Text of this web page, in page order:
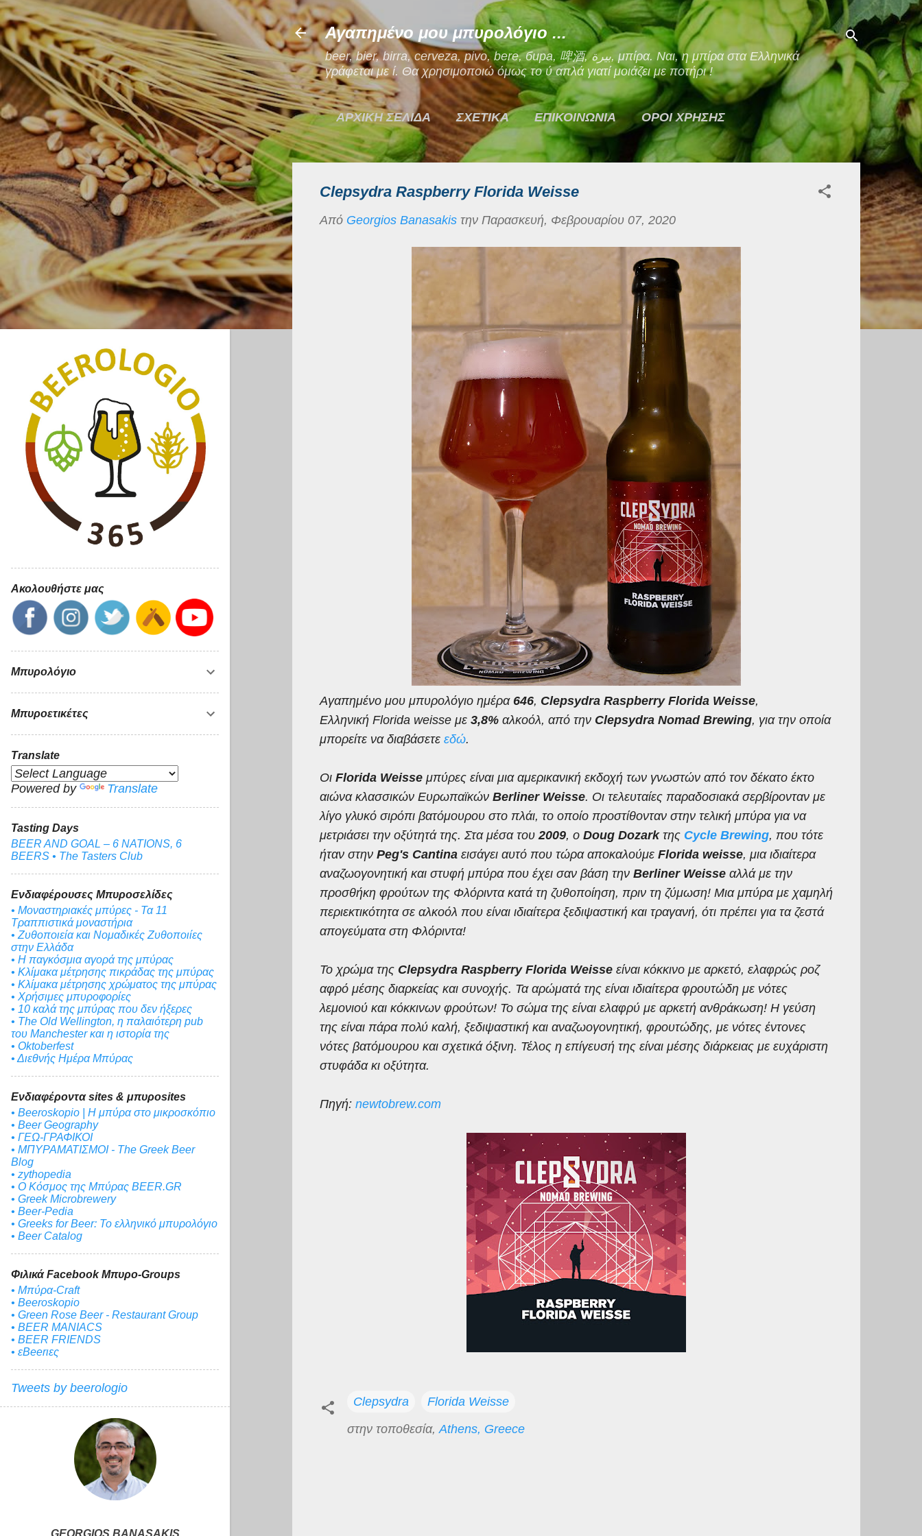
Μετάβαση στο κύριο περιεχόμενο
Αγαπημένο μου μπυρολόγιο ...
beer, bier, birra, cerveza, pivo, bere, бира, 啤酒, بيرة, μπίρα. Ναι, η μπίρα στα Ελληνικά
γράφεται με ί. Θα χρησιμοποιώ όμως το ύ απλά γιατί μοιάζει με ποτήρι !
ΑΡΧΙΚΗ ΣΕΛΙΔΑ ΣΧΕΤΙΚΑ ΕΠΙΚΟΙΝΩΝΙΑ ΟΡΟΙ ΧΡΗΣΗΣ
Clepsydra Raspberry Florida Weisse
Από Georgios Banasakis την Παρασκευή, Φεβρουαρίου 07, 2020
Αγαπημένο μου μπυρολόγιο ημέρα 646, Clepsydra Raspberry Florida Weisse,
ΕλληνικήFlorida weisse με 3,8% αλκοόλ, από την Clepsydra Nomad Brewing, για την οποία
μπορείτε να διαβάσετε εδώ.
ΟιFlorida Weisseμπύρες είναι μια αμερικανική εκδοχή των γνωστών από τον δέκατο έκτο
αιώνα κλασσικών Ευρωπαϊκών Berliner Weisse. Οι τελευταίες παραδοσιακά σερβίρονταν με
λίγο γλυκό σιρόπι βατόμουρου στο πλάι, το οποίο προστίθονταν στην τελική μπύρα για να
μετριάσει την οξύτητά της. Στα μέσα του2009, ο Doug Dozark της Cycle Brewing, που τότε
ήταν στην Peg's Cantinaεισάγει αυτό που τώρα αποκαλούμε Florida weisse, μια ιδιαίτερα
αναζωογονητική και στυφή μπύρα που έχει σαν βάση την Berliner Weisseαλλά με την
προσθήκη φρούτων της Φλόριντα κατά τη ζυθοποίηση, πριν τη ζύμωση! Μια μπύρα με χαμηλή
περιεκτικότητα σε αλκοόλ που είναι ιδιαίτερα ξεδιψαστική και τραγανή, ότι πρέπει για τα ζεστά
απογεύματα στη Φλόριντα!
Το χρώμα τηςClepsydra Raspberry Florida Weisseείναι κόκκινο με αρκετό, ελαφρώς ροζ
αφρό μέσης διαρκείας και συνοχής. Τα αρώματά της είναι ιδιαίτερα φρουτώδη με νότες
λεμονιού και κόκκινων φρούτων! Το σώμα της είναι ελαφρύ με αρκετή ανθράκωση! Η γεύση
της είναι πάρα πολύ καλή, ξεδιψαστική και αναζωογονητική, φρουτώδης, με νότες έντονες
νότες βατόμουρου και σχετικά όξινη. Τέλος η επίγευσή της είναι μέσης διάρκειας με ευχάριστη
στυφάδα κι οξύτητα.
Πηγή: newtobrew.com
Clepsydra
Florida Weisse
στην τοποθεσία,Athens, Greece
Ακολουθήστε μας
Μπυρολόγιο
Μπυροετικέτες
Translate
Powered by Translate
Tasting Days
BEER AND GOAL – 6 NATIONS, 6
BEERS • The Tasters Club
Ενδιαφέρουσες Μπυροσελίδες
• Μοναστηριακές μπύρες - Τα 11
Τραππιστικά μοναστήρια
• Ζυθοποιεία και Νομαδικές Ζυθοποιίες
στην Ελλάδα
• Η παγκόσμια αγορά της μπύρας
• Κλίμακα μέτρησης πικράδας της μπύρας
• Κλίμακα μέτρησης χρώματος της μπύρας
• Χρήσιμες μπυροφορίες
• 10 καλά της μπύρας που δεν ήξερες
• The Old Wellington, η παλαιότερη pub
του Manchester και η ιστορία της
• Oktoberfest
• Διεθνής Ημέρα Μπύρας
Ενδιαφέροντα sites & μπυροsites
• Beeroskopio | Η μπύρα στο μικροσκόπιο
• Beer Geography
• ΓΕΩ-ΓΡΑΦΙΚΟΙ
• ΜΠΥΡΑΜΑΤΙΣΜΟΙ - The Greek Beer
Blog
• zythopedia
• Ο Κόσμος της Μπύρας BEER.GR
• Greek Microbrewery
• Beer-Pedia
• Greeks for Beer: To ελληνικό μπυρολόγιο
• Beer Catalog
Φιλικά Facebook Μπυρο-Groups
• Μπύρα-Craft
• Beeroskopio
• Green Rose Beer - Restaurant Group
• BEER MANIACS
• BEER FRIENDS
• εBeerιες
Tweets by beerologio
GEORGIOS BANASAKIS